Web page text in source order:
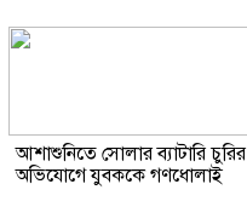
আশাশুনিতে সোলার ব্যাটারি চুরির
অভিযোগে যুবককে গণধোলাই